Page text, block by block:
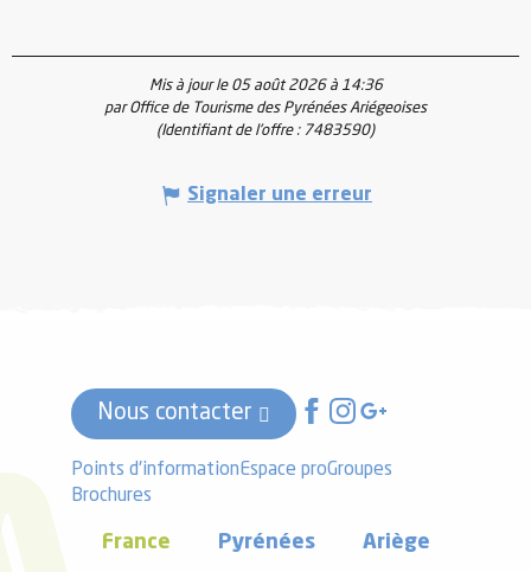
Mis à jour le 05 août 2026 à 14:36
par Office de Tourisme des Pyrénées Ariégeoises
(Identifiant de l'offre : 7483590)
Signaler une erreur
Nous contacter
Points d'informationEspace proGroupes
Brochures
France Pyrénées Ariège